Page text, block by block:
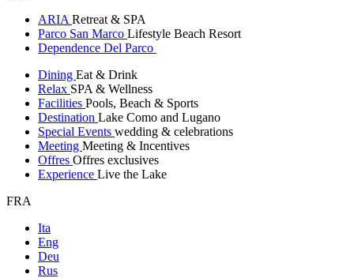
ARIA Retreat & SPA
Parco San Marco Lifestyle Beach Resort
Dependence Del Parco
Dining Eat & Drink
Relax SPA & Wellness
Facilities Pools, Beach & Sports
Destination Lake Como and Lugano
Special Events wedding & celebrations
Meeting Meeting & Incentives
Offres Offres exclusives
Experience Live the Lake
FRA
Ita
Eng
Deu
Rus